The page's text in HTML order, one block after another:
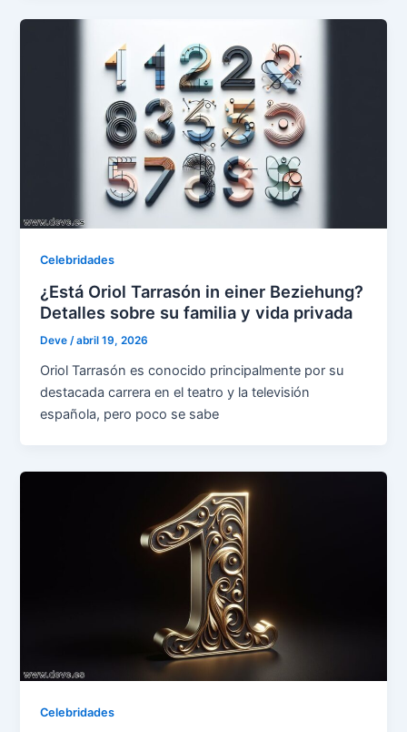
Celebridades
¿Está Oriol Tarrasón in einer Beziehung?
Detalles sobre su familia y vida privada
Deve/abril 19, 2026
Oriol Tarrasón es conocido principalmente por su
destacada carrera en el teatro y la televisión
española, pero poco se sabe
Celebridades